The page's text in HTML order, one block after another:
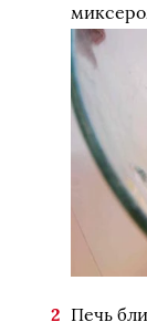
Печь